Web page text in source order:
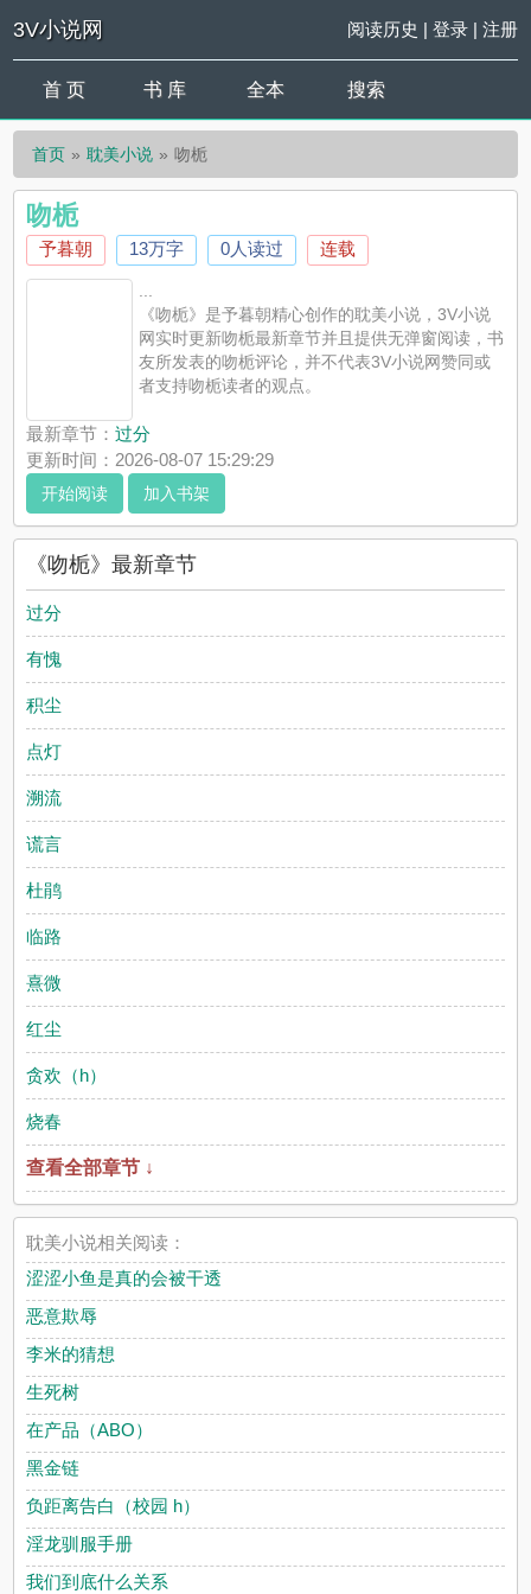
3V小说网 阅读历史 | 登录| 注册
首 页 书 库 全本 搜索
首页 耽美小说 吻栀
吻栀
予暮朝 13万字 0人读过 连载
《吻栀》是予暮朝精心创作的耽美小说，3V小说
网实时更新吻栀最新章节并且提供无弹窗阅读，书
友所发表的吻栀评论，并不代表3V小说网赞同或
者支持吻栀读者的观点。
最新章节：过分
更新时间：2026-08-07 15:29:29
开始阅读 加入书架
《吻栀》最新章节
过分
有愧
积尘
点灯
溯流
谎言
杜鹃
临路
熹微
红尘
贪欢（h）
烧春
查看全部章节 ↓
耽美小说相关阅读：
涩涩小鱼是真的会被干透
恶意欺辱
李米的猜想
生死树
在产品（ABO）
黑金链
负距离告白（校园 h）
淫龙驯服手册
我们到底什么关系